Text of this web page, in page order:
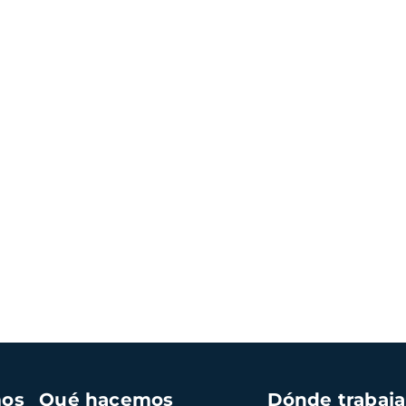
Qué hacemos Dónde